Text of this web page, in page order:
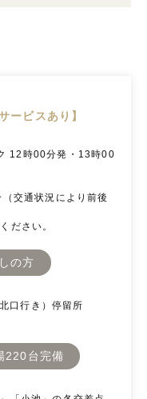
ービスあり】
12時00分発・13時00
交通状況により前後
ださい。
の方
口行き）停留所
220台完備